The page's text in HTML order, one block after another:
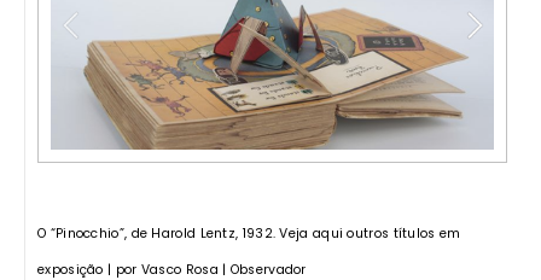
O “Pinocchio”, de Harold Lentz, 1932. Veja aqui outros títulos em
exposição | por Vasco Rosa | Observador